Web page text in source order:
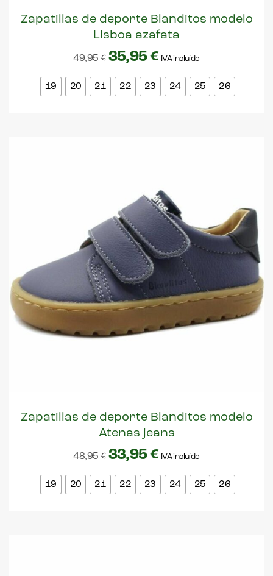
Zapatillas de deporte Blanditos modelo
Lisboa azafata
49,95€ 35,95€ IVA incluído
19 20 21 22 23 24 25 26
Zapatillas de deporte Blanditos modelo
Atenas jeans
48,95€ 33,95€ IVA incluído
19 20 21 22 23 24 25 26